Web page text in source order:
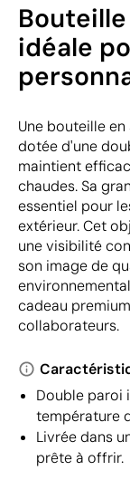
idéale
Une bouteille
dotée d'une
maintient
chaudes. Sa
essentiel pour
extérieur. Cet
une visibilité
son image de
cadeau
collaborateurs.
Double paroi
température
Livrée dans
prête à offrir.